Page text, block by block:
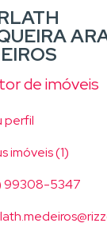
de imóveis
perfil
imóveis (1)
99308-5347